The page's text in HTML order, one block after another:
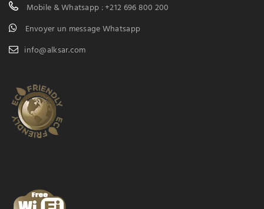
Mobile & Whatsapp : +212 696 800 200
Envoyer un message Whatsapp
info@alksar.com